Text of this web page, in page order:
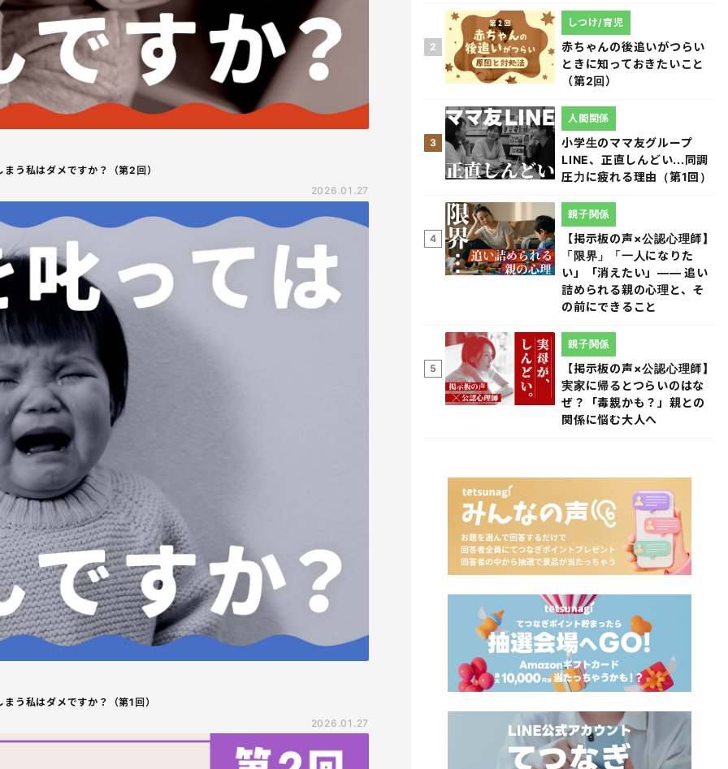
う私はダメですか？（第2回）
2026.01.27
う私はダメですか？（第1回）
2026.01.27
2
赤ちゃんの後追いがつらい
ときに知っておきたいこと
（第2回）
しつけ/育児
3
小学生のママ友グループ
LINE、正直しんどい...同調
圧力に疲れる理由（第1回）
人間関係
4
【掲示板の声×公認心理師】
「限界」「一人になりた
い」「消えたい」―― 追い
詰められる親の心理と、そ
の前にできること
親子関係
5
【掲示板の声×公認心理師】
実家に帰るとつらいのはな
ぜ？「毒親かも？」親との
関係に悩む大人へ
親子関係